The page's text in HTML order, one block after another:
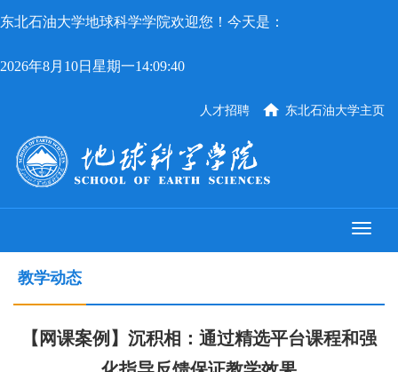
东北石油大学地球科学学院欢迎您！今天是：
2026年8月10日星期一14:09:40
东北石油大学主页
人才招聘
教学动态
【网课案例】沉积相：通过精选平台课程和强